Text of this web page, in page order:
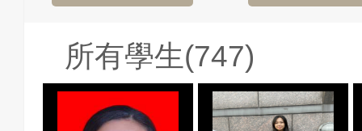
所有學生(747)